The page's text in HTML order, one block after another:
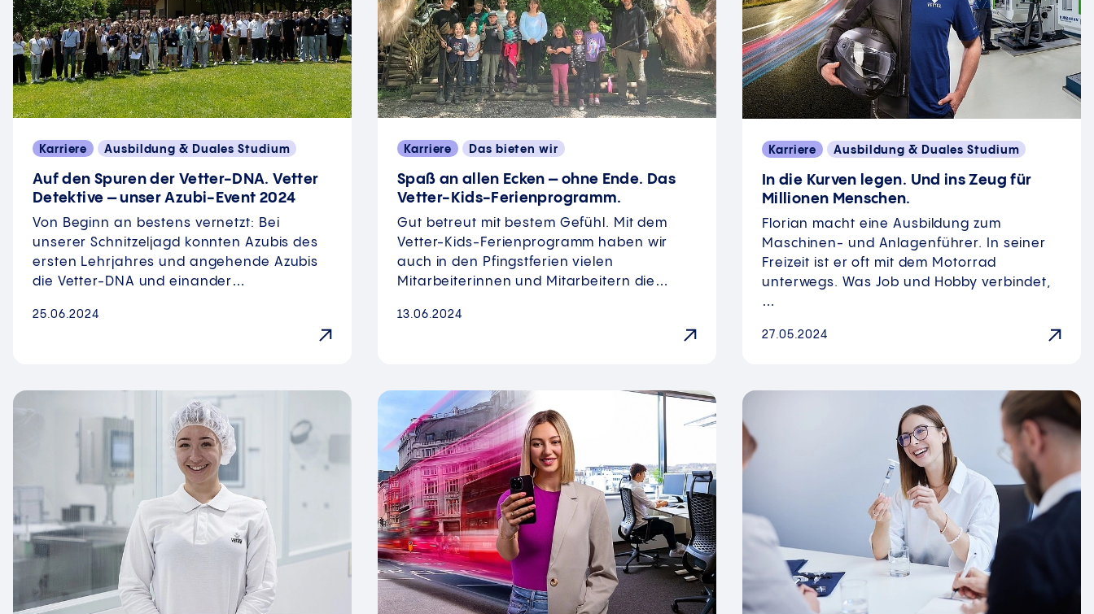
Karriere Ausbildung & Duales Studium
Auf den Spuren der Vetter-DNA. Vetter
Detektive – unser Azubi-Event 2024
Von Beginn an bestens vernetzt: Bei
unserer Schnitzeljagd konnten Azubis des
ersten Lehrjahres und angehende Azubis
die Vetter-DNA und einander…
25.06.2024
Karriere Das bieten wir
Spaß an allen Ecken – ohne Ende. Das
Vetter-Kids-Ferienprogramm.
Gut betreut mit bestem Gefühl. Mit dem
Vetter-Kids-Ferienprogramm haben wir
auch in den Pfingstferien vielen
Mitarbeiterinnen und Mitarbeitern die…
13.06.2024
Karriere Ausbildung & Duales Studium
In die Kurven legen. Und ins Zeug für
Millionen Menschen.
Florian macht eine Ausbildung zum
Maschinen- und Anlagenführer. In seiner
Freizeit ist er oft mit dem Motorrad
unterwegs. Was Job und Hobby verbindet,
…
27.05.2024